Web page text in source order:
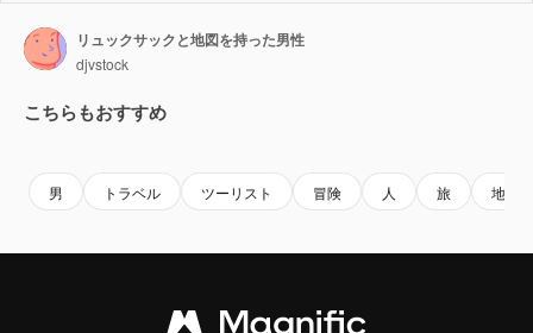
リュックサックと地図を持った男性
djvstock
こちらもおすすめ
男 トラベル ツーリスト 冒険 人 旅 地図